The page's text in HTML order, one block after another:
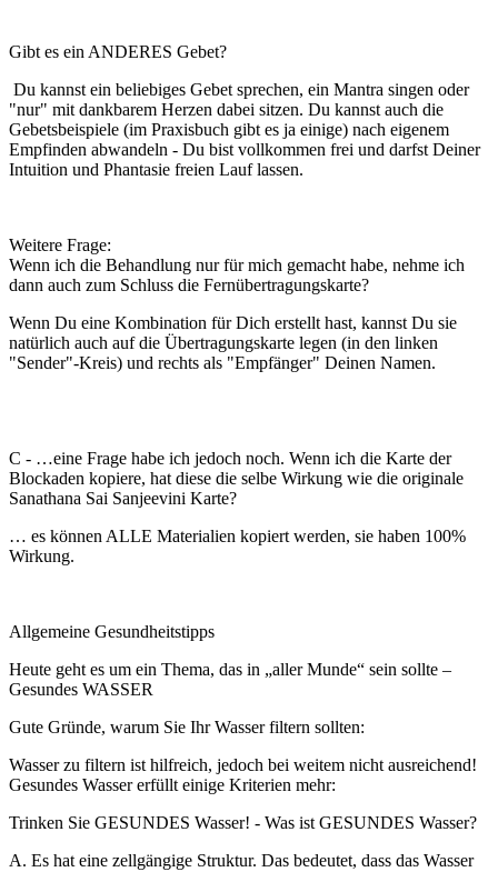
Gibt es ein ANDERES Gebet?
Du kannst ein beliebiges Gebet sprechen, ein Mantra singen oder
"nur" mit dankbarem Herzen dabei sitzen. Du kannst auch die
Gebetsbeispiele (im Praxisbuch gibt es ja einige) nach eigenem
Empfinden abwandeln - Du bist vollkommen frei und darfst Deiner
Intuition und Phantasie freien Lauf lassen.
Weitere Frage:
Wenn ich die Behandlung nur für mich gemacht habe, nehme ich
dann auch zum Schluss die Fernübertragungskarte?
Wenn Du eine Kombination für Dich erstellt hast, kannst Du sie
natürlich auch auf die Übertragungskarte legen (in den linken
"Sender"-Kreis) und rechts als "Empfänger" Deinen Namen.
C - …eine Frage habe ich jedoch noch. Wenn ich die Karte der
Blockaden kopiere, hat diese die selbe Wirkung wie die originale
Sanathana Sai Sanjeevini Karte?
… es können ALLE Materialien kopiert werden, sie haben 100%
Wirkung.
Allgemeine Gesundheitstipps
Heute geht es um ein Thema, das in „aller Munde“ sein sollte –
Gesundes WASSER
Gute Gründe, warum Sie Ihr Wasser filtern sollten:
Wasser zu filtern ist hilfreich, jedoch bei weitem nicht ausreichend!
Gesundes Wasser erfüllt einige Kriterien mehr:
Trinken Sie GESUNDES Wasser! - Was ist GESUNDES Wasser?
A. Es hat eine zellgängige Struktur. Das bedeutet, dass das Wasser